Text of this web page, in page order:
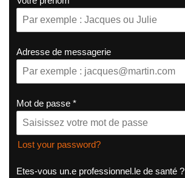
Adresse de messagerie
Mot de passe *
Lost your password?
Etes-vous un.e professionnel.le de santé ?